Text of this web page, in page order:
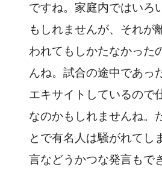
ですね。家庭内ではいろ
もしれませんが、それが
われてもしかたなかった
んね。試合の途中であっ
エキサイトしているので
なのかもしれませんね。
とで有名人は騒がれてし
言などうかつな発言もで